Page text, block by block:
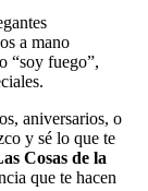
a mano
“soy fuego”,
aniversarios, o
y sé lo que te
Cosas de la
que te hacen